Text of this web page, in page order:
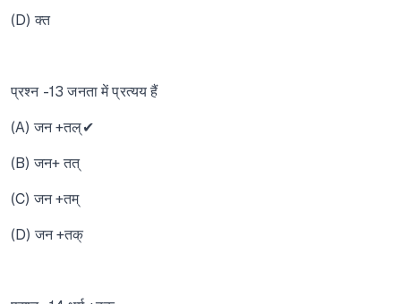
(D) क्त
प्रश्न -13 जनता में प्रत्यय हैं
(A) जन +तल्✔
(B) जन+ तत्
(C) जन +तम्
(D) जन +तक्